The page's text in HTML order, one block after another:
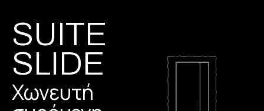
SUITE
SLIDE
Χωνευτή